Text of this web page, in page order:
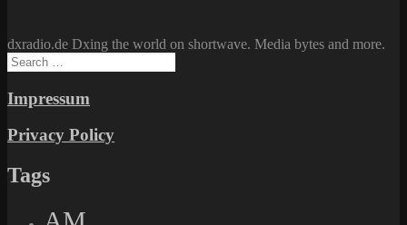
dxradio.de Dxing the world on shortwave. Media bytes and more.
Search
for:
Impressum
Privacy Policy
Tags